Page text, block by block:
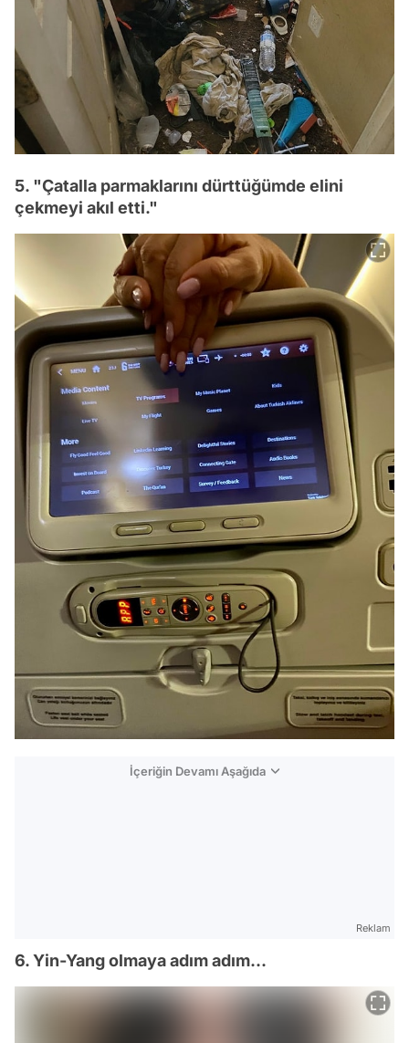
5. "Çatalla parmaklarını dürttüğümde elini
çekmeyi akıl etti."
İçeriğin Devamı Aşağıda
Reklam
6. Yin-Yang olmaya adım adım...